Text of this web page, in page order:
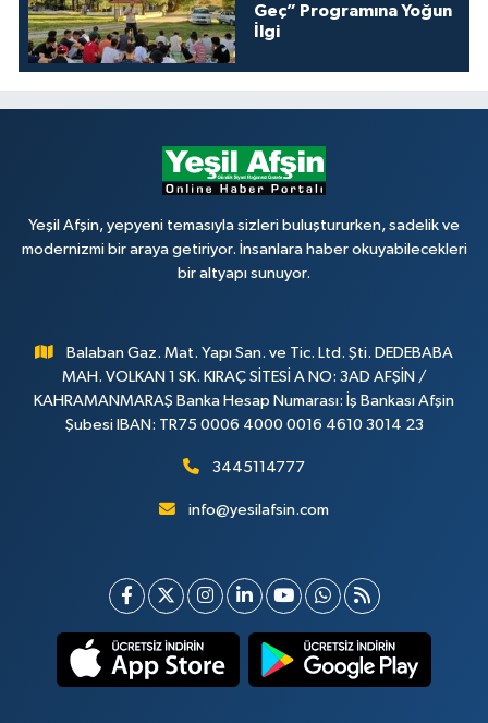
Geç” Programına Yoğun
İlgi
Yeşil Afşin, yepyeni temasıyla sizleri buluştururken, sadelik ve
modernizmi bir araya getiriyor. İnsanlara haber okuyabilecekleri
bir altyapı sunuyor.
Balaban Gaz. Mat. Yapı San. ve Tic. Ltd. Şti. DEDEBABA
MAH. VOLKAN 1 SK. KIRAÇ SİTESİ A NO: 3AD AFŞİN /
KAHRAMANMARAŞ Banka Hesap Numarası: İş Bankası Afşin
Şubesi IBAN: TR75 0006 4000 0016 4610 3014 23
3445114777
info@yesilafsin.com